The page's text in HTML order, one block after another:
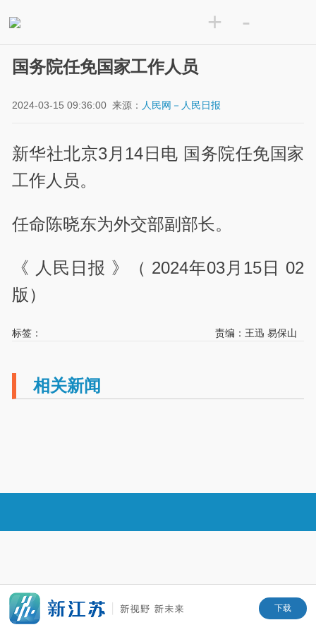
+ -
国务院任免国家工作人员
2024-03-15 09:36:00 来源： 人民网－人民日报
新华社北京3月14日电 国务院任免国家
工作人员。
任命陈晓东为外交部副部长。
《 人民日报 》（ 2024年03月15日 02
版）
标签： 责编：王迅 易保山
相关新闻
下载